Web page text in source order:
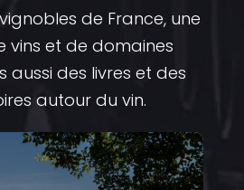
de France, une
vins et de domaines
aussi des livres et des
autour du vin.